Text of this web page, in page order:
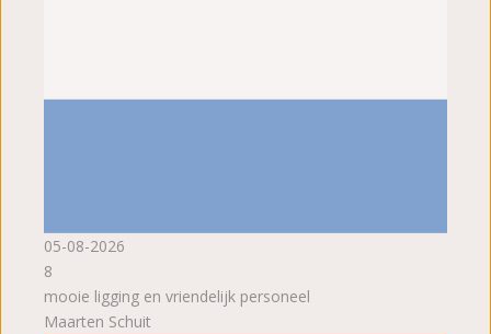
05-08-2026
8
mooie ligging en vriendelijk personeel
Maarten Schuit